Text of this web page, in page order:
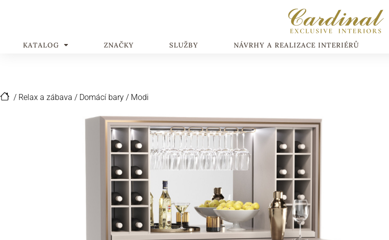
KATALOG ZNAČKY SLUŽBY NÁVRHY A REALIZACE INTERIÉRŮ
/ Relax a zábava / Domácí bary / Modi